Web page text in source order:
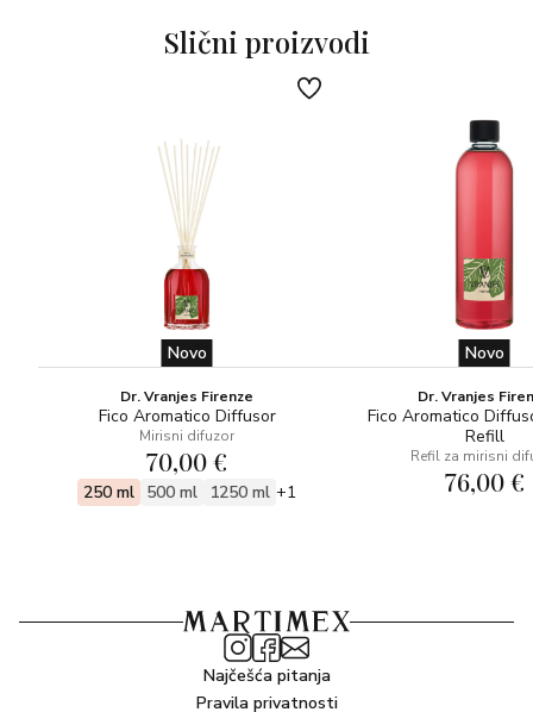
Slični proizvodi
Novo
Dr. Vranjes Firenze
Fico Aromatico Diffusor
Mirisni difuzor
70,00 €
250 ml 500 ml 1250 ml +1
Novo
Dr. Vranjes
Fico Aromatico
Refill
Refil za mirisni
76,00 €
Najčešća pitanja
Pravila privatnosti